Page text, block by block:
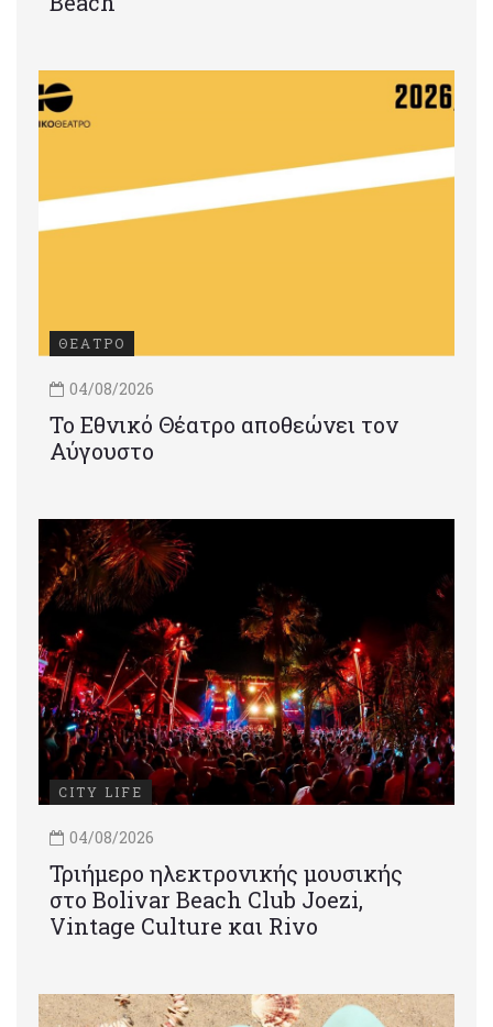
ΘΕΑΤΡΟ
04/08/2026
Το Εθνικό Θέατρο αποθεώνει τον
Αύγουστο
CITY LIFE
04/08/2026
Τριήμερο ηλεκτρονικής μουσικής
στο Bolivar Beach Club Joezi,
Vintage Culture και Rivo